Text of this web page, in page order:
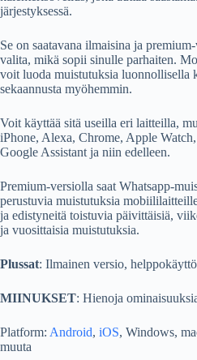
järjestyksessä.
Se on saatavana ilmaisina ja
valita, mikä sopii sinulle parhaiten.
voit luoda muistutuksia luonnollisella
sekaannusta myöhemmin.
Voit käyttää sitä useilla eri laitteilla,
iPhone, Alexa, Chrome, Apple
Google Assistant ja niin edelleen.
Premium-versiolla saat Whatsapp-
perustuvia muistutuksia
ja edistyneitä toistuvia päivittäisiä,
​​ja vuosittaisia ​​muistutuksia.
Plussat: Ilmainen versio,
MIINUKSET: Hienoja
Platform: Android, iOS, Windows,
muuta